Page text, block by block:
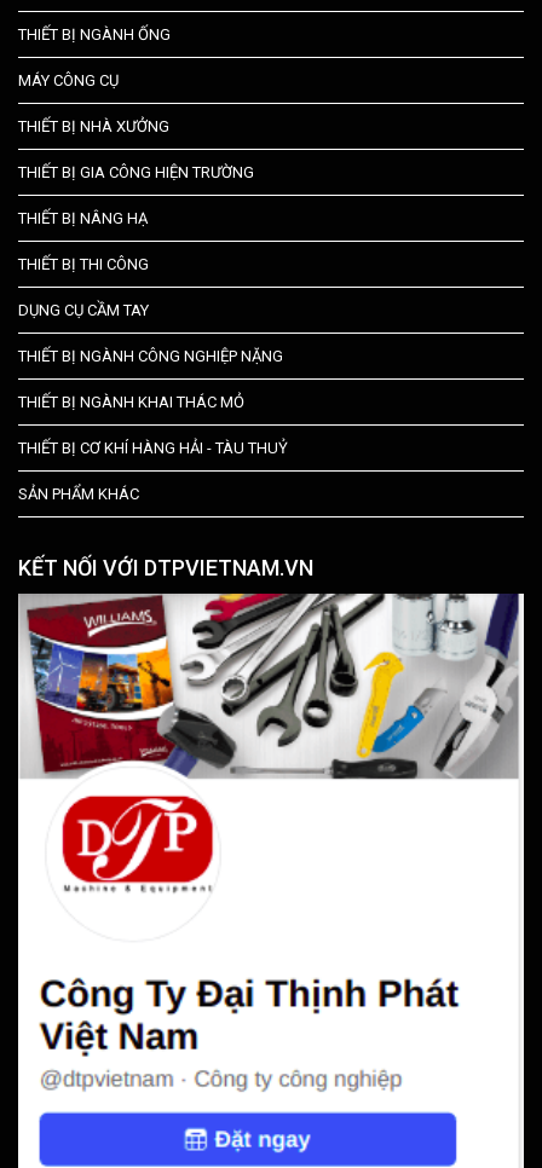
THIẾT BỊ NGÀNH ỐNG
MÁY CÔNG CỤ
THIẾT BỊ NHÀ XƯỞNG
THIẾT BỊ GIA CÔNG HIỆN TRƯỜNG
THIẾT BỊ NÂNG HẠ
THIẾT BỊ THI CÔNG
DỤNG CỤ CẦM TAY
THIẾT BỊ NGÀNH CÔNG NGHIỆP NẶNG
THIẾT BỊ NGÀNH KHAI THÁC MỎ
THIẾT BỊ CƠ KHÍ HÀNG HẢI - TÀU THUỶ
SẢN PHẨM KHÁC
KẾT NỐI VỚI DTPVIETNAM.VN